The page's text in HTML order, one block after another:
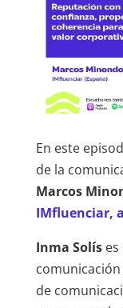
En este
de la
Marcos
IMfluenciar,
Inma Solíses
de